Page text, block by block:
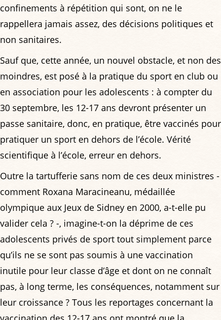
confinements à répétition qui sont, on ne le
rappellera jamais assez, des décisions politiques et
non sanitaires.
Sauf que, cette année, un nouvel obstacle, et non des
moindres, est posé à la pratique du sport en club ou
en association pour les adolescents : à compter du
30 septembre, les 12-17 ans devront présenter un
passe sanitaire, donc, en pratique, être vaccinés pour
pratiquer un sport en dehors de l’école. Vérité
scientifique à l’école, erreur en dehors.
Outre la tartufferie sans nom de ces deux ministres -
comment Roxana Maracineanu, médaillée
olympique aux Jeux de Sidney en 2000, a-t-elle pu
valider cela ? -, imagine-t-on la déprime de ces
adolescents privés de sport tout simplement parce
qu’ils ne se sont pas soumis à une vaccination
inutile pour leur classe d’âge et dont on ne connaît
pas, à long terme, les conséquences, notamment sur
leur croissance ? Tous les reportages concernant la